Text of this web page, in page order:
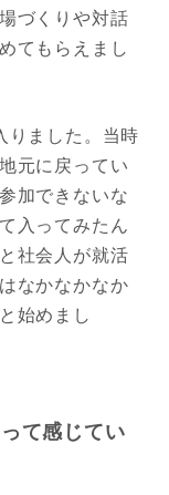
づくりや対話
てもらえまし
りました。当時
元に戻ってい
加できないな
入ってみたん
社会人が就活
なかなかなか
始めまし
て感じてい